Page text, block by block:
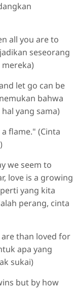
all you are to
seseorang
let go can be
bahwa
yang sama)
flame." (Cinta
we seem to
love is a growing
yang kita
perang, cinta
than loved for
apa yang
sukai)
but by how